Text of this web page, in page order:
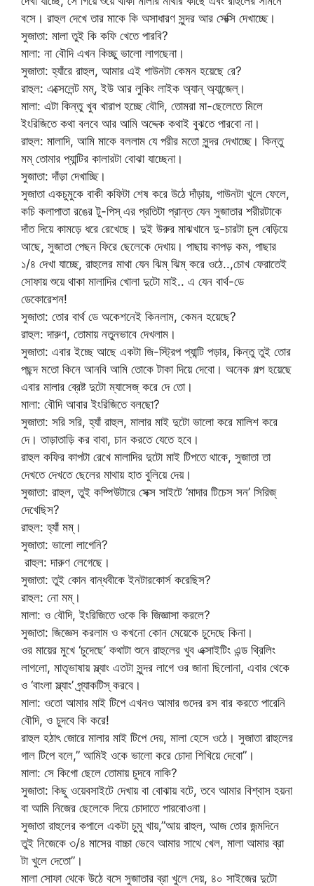
বসে। রাহুল দেখে তার মাকে কি অসাধারণ সুন্দর আর সেক্সি দেখাচ্ছে।
সুজাতা: মালা তুই কি কফি খেতে পারবি?
মালা: না বৌদি এখন কিচ্ছু ভালো লাগছেনা।
সুজাতা: হ্যাঁরে রাহুল, আমার এই গাউনটা কেমন হয়েছে রে?
রাহুল: এক্সেলেন্ট মম্, ইউ আর লুকিং লাইক অ্যান্ অ্যান্জেল্।
মালা: এটা কিন্তু খুব খারাপ হচ্ছে বৌদি, তোমরা মা-ছেলেতে মিলে
ইংরিজিতে কথা বলবে আর আমি অদ্দেক কথাই বুঝতে পারবো না।
রাহুল: মালাদি, আমি মাকে বললাম যে পরীর মতো সুন্দর দেখাচ্ছে। কিন্তু
মম্ তোমার প্যান্টির কালারটা বোঝা যাচ্ছেনা।
সুজাতা: দাঁড়া দেখাচ্ছি।
সুজাতা একচুমুকে বাকী কফিটা শেষ করে উঠে দাঁড়ায়, গাউনটা খুলে ফেলে,
কচি কলাপাতা রঙের টু-পিস্ এর প্রতিটা প্রান্ত যেন সুজাতার শরীরটাকে
দাঁত দিয়ে কামড়ে ধরে রেখেছে। দুই উরুর মাঝখানে দু-চারটা চুল বেড়িয়ে
আছে, সুজাতা পেছন ফিরে ছেলেকে দেখায়। পাছায় কাপড় কম, পাছার
১/৪ দেখা যাচ্ছে, রাহুলের মাথা যেন ঝিম্ ঝিম্ করে ওঠে..,চোখ ফেরাতেই
সোফায় শুয়ে থাকা মালাদির খোলা দুটো মাই.. এ যেন বার্থ-ডে
ডেকোরেশন!
সুজাতা: তোর বার্থ ডে অকেশনেই কিনলাম, কেমন হয়েছে?
রাহুল: দারুণ, তোমায় নতুনভাবে দেখলাম।
সুজাতা: এবার ইচ্ছে আছে একটা জি-স্ট্রিপ প্যান্টি পড়ার, কিন্তু তুই তোর
পছন্দ মতো কিনে আনবি আমি তোকে টাকা দিয়ে দেবো। অনেক গল্প হয়েছে
এবার মালার ব্রেষ্ট দুটো ম্যাসেজ্ করে দে তো।
মালা: বৌদি আবার ইংরিজিতে বলছো?
সুজাতা: সরি সরি, হ্যাঁ রাহুল, মালার মাই দুটো ভালো করে মালিশ করে
দে। তাড়াতাড়ি কর বাবা, চান করতে যেতে হবে।
রাহুল কফির কাপটা রেখে মালাদির দুটো মাই টিপতে থাকে, সুজাতা তা
দেখতে দেখতে ছেলের মাথায় হাত বুলিয়ে দেয়।
সুজাতা: রাহুল, তুই কম্পিউটারে সেক্স সাইটে ‘মাদার টিচেস সন’ সিরিজ্
দেখেছিস?
রাহুল: হ্যাঁ মম্।
সুজাতা: ভালো লাগেনি?
রাহুল: দারুণ লেগেছে।
সুজাতা: তুই কোন বান্ধবীকে ইনটারকোর্স করেছিস?
রাহুল: নো মম্।
মালা: ও বৌদি, ইংরিজিতে ওকে কি জিজ্ঞাসা করলে?
সুজাতা: জিজ্ঞেস করলাম ও কখনো কোন মেয়েকে চুদেছে কিনা।
ওর মায়ের মুখে ‘চুদেছে’ কথাটা শুনে রাহুলের খুব এক্সাইটিং এন্ড থ্রিলিং
লাগলো, মাতৃভাষায় স্ল্যাং এতটা সুন্দর লাগে ওর জানা ছিলোনা, এবার থেকে
ও ‘বাংলা স্ল্যাং’ প্র্যাকটিস্ করবে।
মালা: ওতো আমার মাই টিপে এখনও আমার গুদের রস বার করতে পারেনি
বৌদি, ও চুদবে কি করে!
রাহুল হঠাৎ জোরে মালার মাই টিপে দেয়, মালা হেসে ওঠে। সুজাতা রাহুলের
গাল টিপে বলে,” আমিই ওকে ভালো করে চোদা শিখিয়ে দেবো”।
মালা: সে কিগো ছেলে তোমায় চুদবে নাকি?
সুজাতা: কিছু ওয়েবসাইটে দেখায় বা বোঝায় বটে, তবে আমার বিশ্বাস হয়না
বা আমি নিজের ছেলেকে দিয়ে চোদাতে পারবোওনা।
সুজাতা রাহুলের কপালে একটা চুমু খায়,”আয় রাহুল, আজ তোর জন্মদিনে
তুই নিজেকে ৩/৪ মাসের বাচ্চা ভেবে আমার সাথে খেল, মালা আমার ব্রা
টা খুলে দেতো”।
মালা সোফা থেকে উঠে বসে সুজাতার ব্রা খুলে দেয়, ৪০ সাইজের দুটো